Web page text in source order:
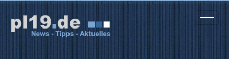
Zum
springen